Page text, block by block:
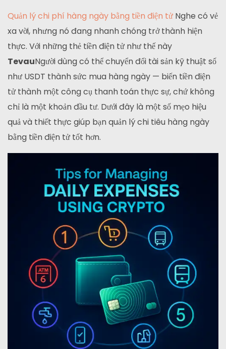
Quản lý chi phí hàng ngày bằng tiền điện tử Nghe có vẻ
xa vời, nhưng nó đang nhanh chóng trở thành hiện
thực. Với những thẻ tiền điện tử như thế này
TevauNgười dùng có thể chuyển đổi tài sản kỹ thuật số
như USDT thành sức mua hàng ngày — biến tiền điện
tử thành một công cụ thanh toán thực sự, chứ không
chỉ là một khoản đầu tư. Dưới đây là một số mẹo hiệu
quả và thiết thực giúp bạn quản lý chi tiêu hàng ngày
bằng tiền điện tử tốt hơn.